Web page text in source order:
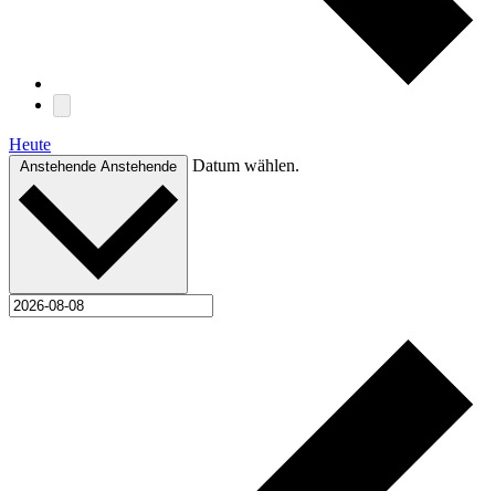
Heute
Anstehende Anstehende Datum wählen.